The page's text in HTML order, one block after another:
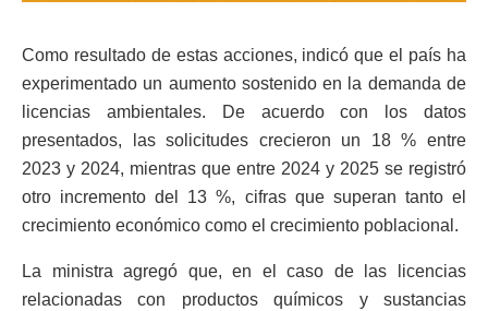
Como resultado de estas acciones, indicó que el país ha
experimentado un aumento sostenido en la demanda de
licencias ambientales. De acuerdo con los datos
presentados, las solicitudes crecieron un 18 % entre
2023 y 2024, mientras que entre 2024 y 2025 se registró
otro incremento del 13 %, cifras que superan tanto el
crecimiento económico como el crecimiento poblacional.
La ministra agregó que, en el caso de las licencias
relacionadas con productos químicos y sustancias